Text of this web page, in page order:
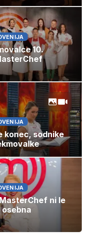
10.
konec, sodnike
ni le